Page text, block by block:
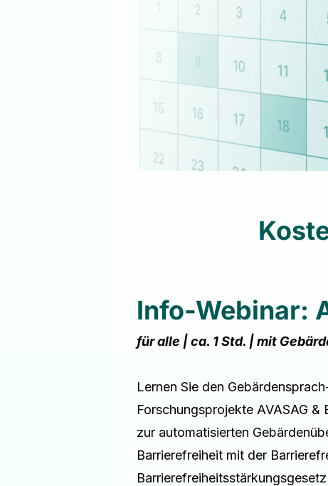
Info-Webinar:
für alle | ca. 1 Std. | mit
Lernen Sie den
Forschungsprojekte AVASAG
zur automatisierten
Barrierefreiheit mit der
Barrierefreiheitsstärkungsgesetz